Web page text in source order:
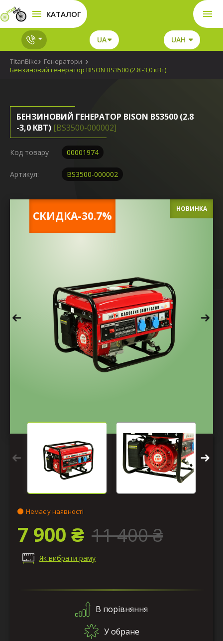
КАТАЛОГ
UA UAH
TitanBike
Генератори
Бензиновий генератор BISON BS3500 (2.8 -3,0 кВт)
БЕНЗИНОВИЙ ГЕНЕРАТОР BISON BS3500 (2.8
-3,0 КВТ) [BS3500-000002]
Код товару 00001974
Артикул: BS3500-000002
CКИДКА-30.7%
НОВИНКА
Немає у наявності
7 900 ₴ 11 400 ₴
Як вибрати раму
В порівняння
У обране